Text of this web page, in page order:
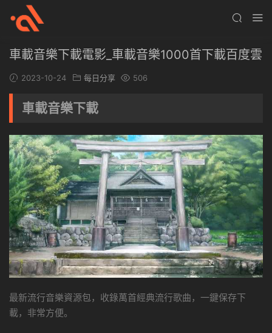
車載音樂下載電影_車載音樂1000首下載百度雲
2023-10-24 每日分享 506
車載音樂下載
最新流行音樂資源包，收錄萬首經典流行歌曲，一鍵保存下
載，非常方便。